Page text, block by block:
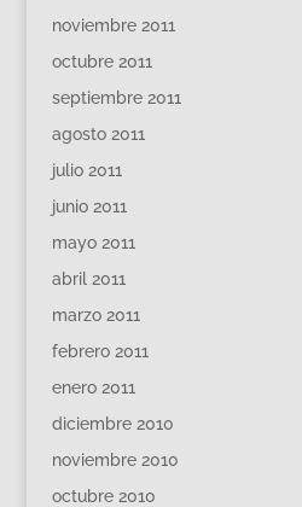
noviembre 2011
octubre 2011
septiembre 2011
agosto 2011
julio 2011
junio 2011
mayo 2011
abril 2011
marzo 2011
febrero 2011
enero 2011
diciembre 2010
noviembre 2010
octubre 2010